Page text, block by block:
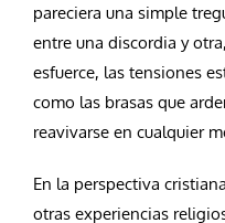
pareciera una simple
entre una discordia y
esfuerce, las tensiones
como las brasas que
reavivarse en cualquier
En la perspectiva
otras experiencias